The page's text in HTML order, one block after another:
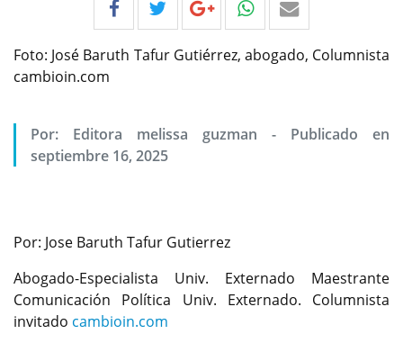
Foto: José Baruth Tafur Gutiérrez, abogado, Columnista
cambioin.com
Por: Editora melissa guzman - Publicado en
septiembre 16, 2025
Por: Jose Baruth Tafur Gutierrez
Abogado-Especialista Univ. Externado Maestrante
Comunicación Política Univ. Externado. Columnista
invitado cambioin.com